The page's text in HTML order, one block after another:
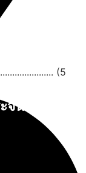
นทร์
(5